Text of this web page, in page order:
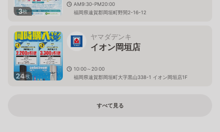
3枚
AM9:30-PM20:00
福岡県遠賀郡岡垣町野間2-16-12
24枚
ヤマダデンキ
イオン岡垣店
10:00～20:00
福岡県遠賀郡岡垣町大字黒山338-1 イオン岡垣店1F
すべて見る